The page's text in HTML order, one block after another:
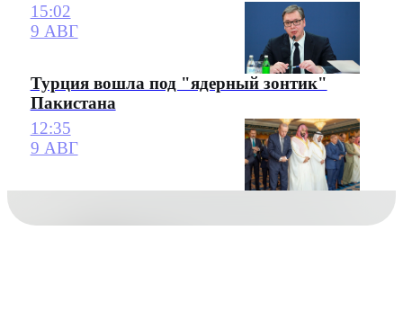
15:02
9 АВГ
Турция вошла под "ядерный зонтик"
Пакистана
12:35
9 АВГ